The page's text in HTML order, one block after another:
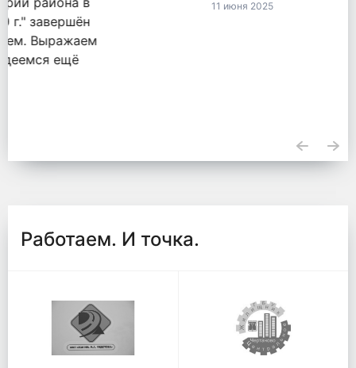
11 июня 2025
Работаем. И точка.